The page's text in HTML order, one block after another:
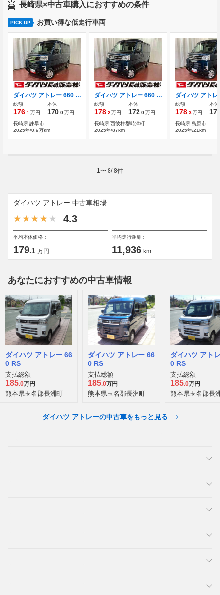
長崎県×中古車購入におすすめの条件
PICK UP お買い得な低走行車両
ダイハツ アトレー 660 RS 元試乗車 1オーナー ターボ
総額
176 .1 万円
本体
170 .0万円
長崎県 諫早市
2025年/0.9万km
ダイハツ アトレー 660 RS 元展示車 届済未使用車 ターボ
総額
178 .2 万円
本体
172 .0万円
長崎県 西彼杵郡時津町
2025年/87km
総額
178 .3万円
本体
長崎県 島原市
2025年/21km
1〜 8/8件
ダイハツ アトレー 中古車相場
4.3
平均本体価格：
179.1 万円
平均走行距離：
11,936 km
あなたにおすすめの中古車情報
ダイハツ アトレー 66
0 RS
支払総額
185.0万円
熊本県玉名郡長洲町
ダイハツ アトレー 66
0 RS
支払総額
185.0万円
熊本県玉名郡長洲町
ダイハツ アト
0 RS
支払総額
185.0万円
熊本県玉名郡長
ダイハツ アトレーの中古車をもっと見る